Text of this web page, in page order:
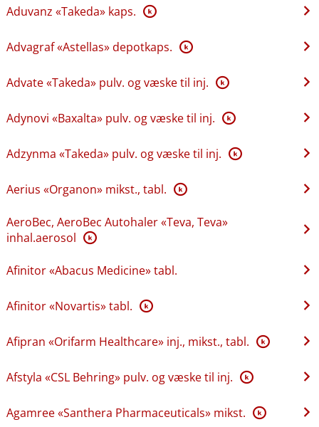
Aduvanz «Takeda» kaps. K
Advagraf «Astellas» depotkaps. K
Advate «Takeda» pulv. og væske til inj. K
Adynovi «Baxalta» pulv. og væske til inj. K
Adzynma «Takeda» pulv. og væske til inj. K
Aerius «Organon» mikst., tabl. K
AeroBec, AeroBec Autohaler «Teva, Teva»
inhal.aerosol K
Afinitor «Abacus Medicine» tabl.
Afinitor «Novartis» tabl. K
Afipran «Orifarm Healthcare» inj., mikst., tabl. K
Afstyla «CSL Behring» pulv. og væske til inj. K
Agamree «Santhera Pharmaceuticals» mikst. K